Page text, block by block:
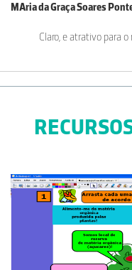
MAria da Graça Soares
Claro, e atrativo para